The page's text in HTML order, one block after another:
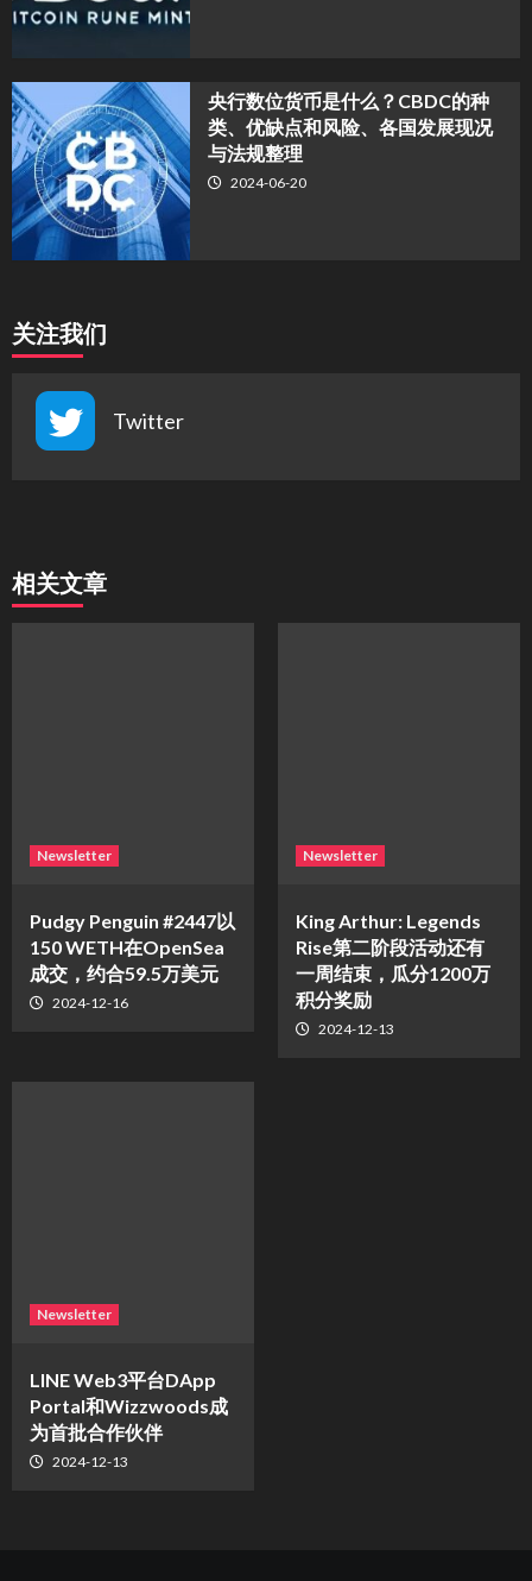
央行数位货币是什么？CBDC的种
类、优缺点和风险、各国发展现况
与法规整理
2024-06-20
关注我们
Twitter
相关文章
Newsletter
Pudgy Penguin #2447以
150 WETH在OpenSea
成交，约合59.5万美元
2024-12-16
Newsletter
King Arthur: Legends
Rise第二阶段活动还有
一周结束，瓜分1200万
积分奖励
2024-12-13
Newsletter
LINE Web3平台DApp
Portal和Wizzwoods成
为首批合作伙伴
2024-12-13